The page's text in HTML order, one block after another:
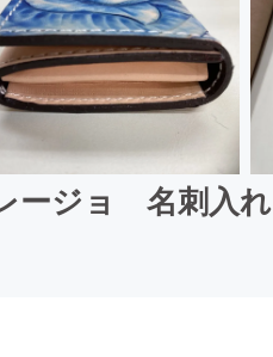
ージョ 名刺入れ